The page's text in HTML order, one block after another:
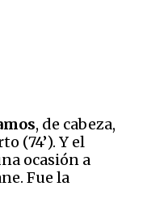
, de cabeza,
(74’). Y el
ocasión a
Fue la